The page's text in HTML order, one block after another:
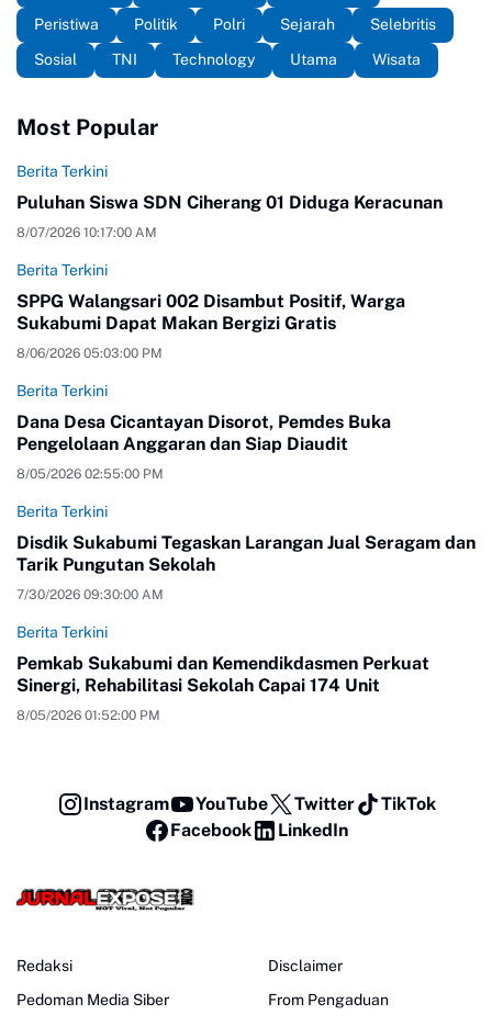
Peristiwa
Politik Polri Sejarah
Selebritis
Sosial
TNI Technology Utama Wisata
Most Popular
Berita Terkini
Puluhan Siswa SDN Ciherang 01 Diduga Keracunan
8/07/2026 10:17:00 AM
Berita Terkini
SPPG Walangsari 002 Disambut Positif, Warga
Sukabumi Dapat Makan Bergizi Gratis
8/06/2026 05:03:00 PM
Berita Terkini
Dana Desa Cicantayan Disorot, Pemdes Buka
Pengelolaan Anggaran dan Siap Diaudit
8/05/2026 02:55:00 PM
Berita Terkini
Disdik Sukabumi Tegaskan Larangan Jual Seragam dan
Tarik Pungutan Sekolah
7/30/2026 09:30:00 AM
Berita Terkini
Pemkab Sukabumi dan Kemendikdasmen Perkuat
Sinergi, Rehabilitasi Sekolah Capai 174 Unit
8/05/2026 01:52:00 PM
Instagram YouTube Twitter
TikTok
Facebook
LinkedIn
Redaksi
Pedoman Media Siber
Disclaimer
From Pengaduan